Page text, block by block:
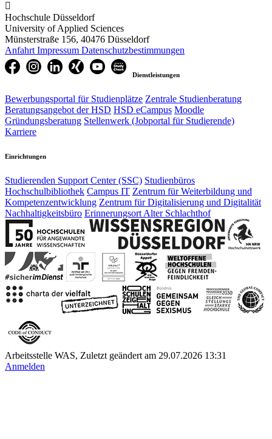

Hochschule Düsseldorf
University of Applied Sciences
Münsterstraße 156, 40476 Düsseldorf
Anfahrt Impressum Datenschutzbestimmungen
Dienstleistungen
Bewerbungsportal für Studienplätze Zentrale Studienberatung
Beratungsangebot der HSD HSD eCampus Moodle
Gründungsberatung Stellenwerk (Jobportal für Studierende)
Karriere
Einrichtungen
Studierenden Support Center (SSC) Studienbüros
Hochschulbibliothek Campus IT Zentrum für Weiterbildung und
Kompetenzentwicklung Zentrum für Digitalisierung und Digitalität
Nachhaltigkeitsbüro Erinnerungsort Alter Schlachthof
Arbeitsstelle WAS, Zuletzt geändert am 29.07.2026 13:31
Anmelden